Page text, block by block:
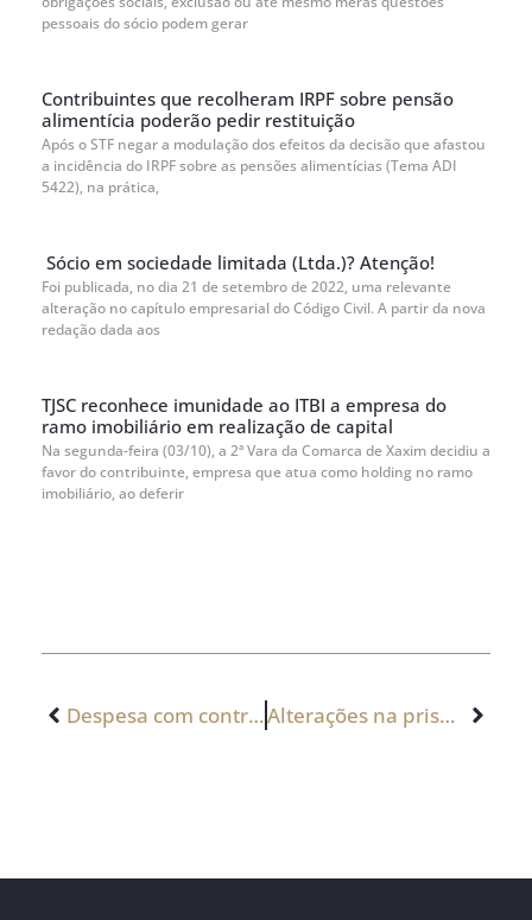
pessoais do sócio podem gerar
Contribuintes que recolheram IRPF sobre pensão
alimentícia poderão pedir restituição
Após o STF negar a modulação dos efeitos da decisão que afastou
a incidência do IRPF sobre as pensões alimentícias (Tema ADI
5422), na prática,
Sócio em sociedade limitada (Ltda.)? Atenção!
Foi publicada, no dia 21 de setembro de 2022, uma relevante
alteração no capítulo empresarial do Código Civil. A partir da nova
redação dada aos
TJSC reconhece imunidade ao ITBI a empresa do
ramo imobiliário em realização de capital
Na segunda-feira (03/10), a 2ª Vara da Comarca de Xaxim decidiu a
favor do contribuinte, empresa que atua como holding no ramo
imobiliário, ao deferir
Despesa com contratação de pessoa jurídica para transporte de empregados pode ser considerado insumo Alterações na prisão do devedor de alimentos e no processo de inventário e partilha